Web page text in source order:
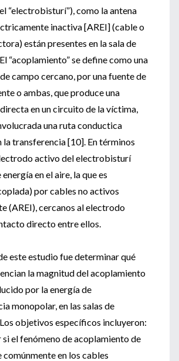
“electrobisturí”), como la antena
inactiva [AREI] (cable o
están presentes en la sala de
“acoplamiento” se define como una
campo cercano, por una fuente de
o ambas, que produce una
en un circuito de la víctima,
una ruta conductica
la transferencia [10]. En términos
activo del electrobisturí
en el aire, la que es
por cables no activos
(AREI), cercanos al electrodo
directo entre ellos.
este estudio fue determinar qué
la magnitud del acoplamiento
por la energía de
monopolar, en las salas de
objetivos específicos incluyeron:
el fenómeno de acoplamiento de
comúnmente en los cables